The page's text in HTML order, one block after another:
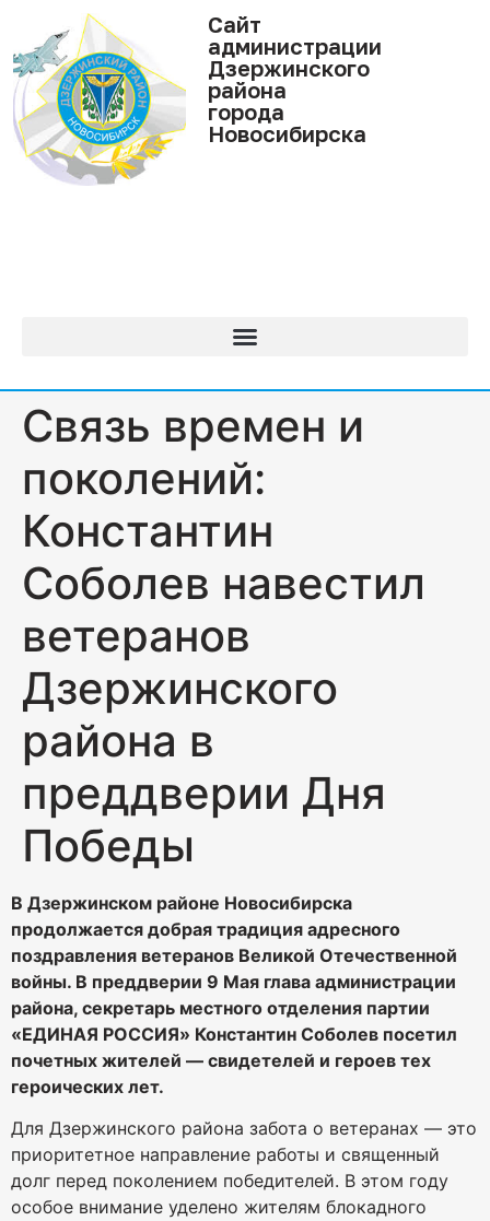
Cайт
администрации
Дзержинского
района
города
Новосибирска
Связь времен и
поколений:
Константин
Соболев навестил
ветеранов
Дзержинского
района в
преддверии Дня
Победы
В Дзержинском районе Новосибирска
продолжается добрая традиция адресного
поздравления ветеранов Великой Отечественной
войны. В преддверии 9 Мая глава администрации
района, секретарь местного отделения партии
«ЕДИНАЯ РОССИЯ» Константин Соболев посетил
почетных жителей — свидетелей и героев тех
героических лет.
Для Дзержинского района забота о ветеранах — это
приоритетное направление работы и священный
долг перед поколением победителей. В этом году
особое внимание уделено жителям блокадного